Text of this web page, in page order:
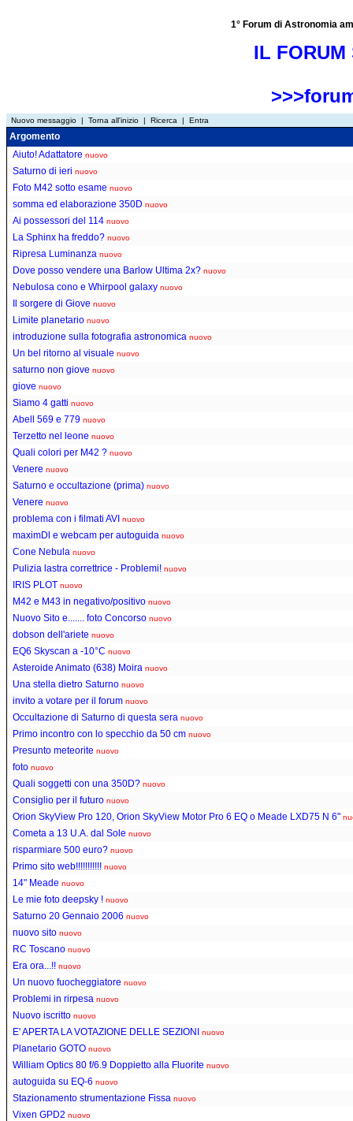
1° Forum di Astronomia
IL FORUM
Nuovo messaggio | Torna all'inizio | Ricerca | Entra
Argomento
Aiuto! Adattatore nuovo
Saturno di ieri nuovo
Foto M42 sotto esame nuovo
somma ed elaborazione 350D nuovo
Ai possessori del 114 nuovo
La Sphinx ha freddo? nuovo
Ripresa Luminanza nuovo
Dove posso vendere una Barlow Ultima 2x? nuovo
Nebulosa cono e Whirpool galaxy nuovo
Il sorgere di Giove nuovo
Limite planetario nuovo
introduzione sulla fotografia astronomica nuovo
Un bel ritorno al visuale nuovo
saturno non giove nuovo
giove nuovo
Siamo 4 gatti nuovo
Abell 569 e 779 nuovo
Terzetto nel leone nuovo
Quali colori per M42 ? nuovo
Venere nuovo
Saturno e occultazione (prima) nuovo
Venere nuovo
problema con i filmati AVI nuovo
maximDl e webcam per autoguida nuovo
Cone Nebula nuovo
Pulizia lastra correttrice - Problemi! nuovo
IRIS PLOT nuovo
M42 e M43 in negativo/positivo nuovo
Nuovo Sito e....... foto Concorso nuovo
dobson dell'ariete nuovo
EQ6 Skyscan a -10°C nuovo
Asteroide Animato (638) Moira nuovo
Una stella dietro Saturno nuovo
invito a votare per il forum nuovo
Occultazione di Saturno di questa sera nuovo
Primo incontro con lo specchio da 50 cm nuovo
Presunto meteorite nuovo
foto nuovo
Quali soggetti con una 350D? nuovo
Consiglio per il futuro nuovo
Orion SkyView Pro 120, Orion SkyView Motor Pro 6 EQ o Meade LXD75 N 6"
Cometa a 13 U.A. dal Sole nuovo
risparmiare 500 euro? nuovo
Primo sito web!!!!!!!!!!! nuovo
14" Meade nuovo
Le mie foto deepsky ! nuovo
Saturno 20 Gennaio 2006 nuovo
nuovo sito nuovo
RC Toscano nuovo
Era ora...!! nuovo
Un nuovo fuocheggiatore nuovo
Problemi in rirpesa nuovo
Nuovo iscritto nuovo
E' APERTA LA VOTAZIONE DELLE SEZIONI nuovo
Planetario GOTO nuovo
William Optics 80 f/6.9 Doppietto alla Fluorite nuovo
autoguida su EQ-6 nuovo
Stazionamento strumentazione Fissa nuovo
Vixen GPD2 nuovo